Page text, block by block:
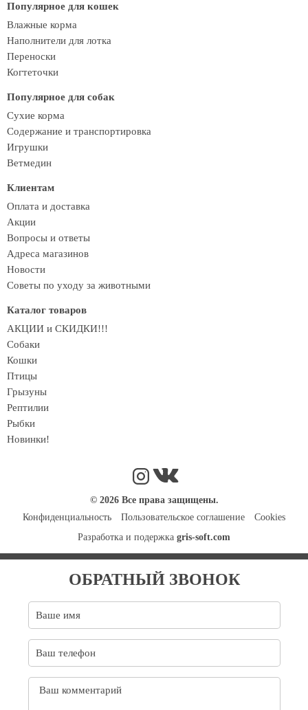
Популярное для кошек
Влажные корма
Наполнители для лотка
Переноски
Когтеточки
Популярное для собак
Сухие корма
Содержание и транспортировка
Игрушки
Ветмедин
Клиентам
Оплата и доставка
Акции
Вопросы и ответы
Адреса магазинов
Новости
Советы по уходу за животными
Каталог товаров
АКЦИИ и СКИДКИ!!!
Собаки
Кошки
Птицы
Грызуны
Рептилии
Рыбки
Новинки!
© 2026 Все права защищены.
Конфиденциальность
Пользовательское соглашение
Cookies
Разработка и подержка gris-soft.com
ОБРАТНЫЙ ЗВОНОК